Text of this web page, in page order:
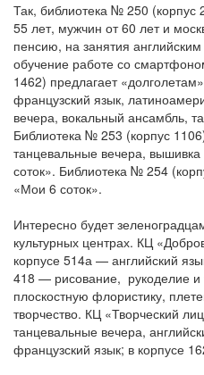
Так, библиотека № 250
55 лет, мужчин от 60 лет и
пенсию, на занятия
обучение работе со
1462) предлагает
французский язык,
вечера, вокальный ансамбль,
Библиотека № 253 (корпус
танцевальные вечера,
соток». Библиотека № 254
«Мои 6 соток».
Интересно будет
культурных центрах. КЦ
корпусе 514а — английский
418 — рисование, рукоделие и
плоскостную флористику,
творчество. КЦ «Творческий
танцевальные вечера,
французский язык; в корпусе